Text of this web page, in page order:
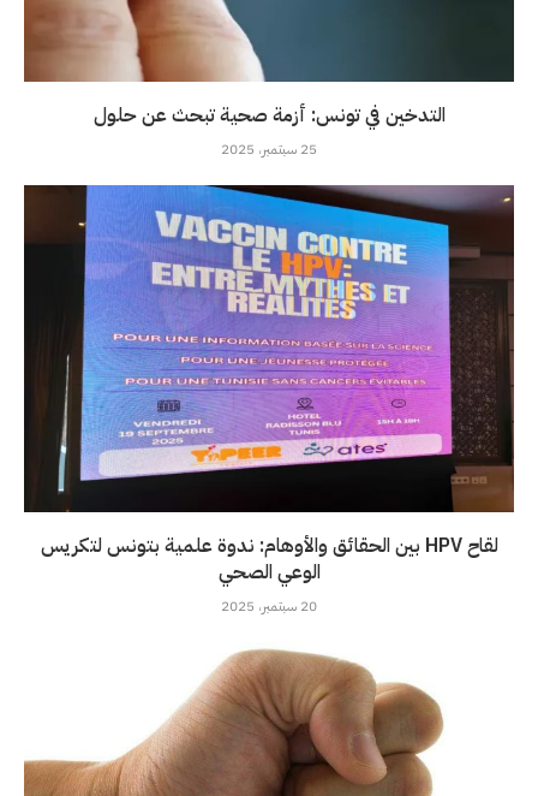
التدخين في تونس: أزمة صحية تبحث عن حلول
25 سبتمبر، 2025
لقاح HPV بين الحقائق والأوهام: ندوة علمية بتونس لتكريس
الوعي الصحي
20 سبتمبر، 2025